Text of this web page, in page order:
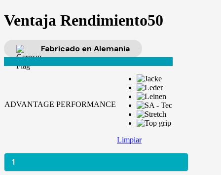
Ventaja Rendimiento50
Fabricado en Alemania
ADVANTAGE PERFORMANCE
Limpiar